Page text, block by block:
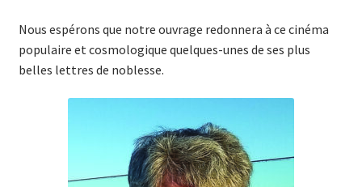
Nous espérons que notre ouvrage redonnera à ce cinéma
populaire et cosmologique quelques-unes de ses plus
belles lettres de noblesse.